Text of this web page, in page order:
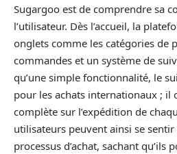
Sugargoo est de comprendre sa
l’utilisateur. Dès l’accueil, la
onglets comme les catégories de
commandes et un système de
qu’une simple fonctionnalité, le
pour les achats internationaux ; il
complète sur l’expédition de
utilisateurs peuvent ainsi se
processus d’achat, sachant